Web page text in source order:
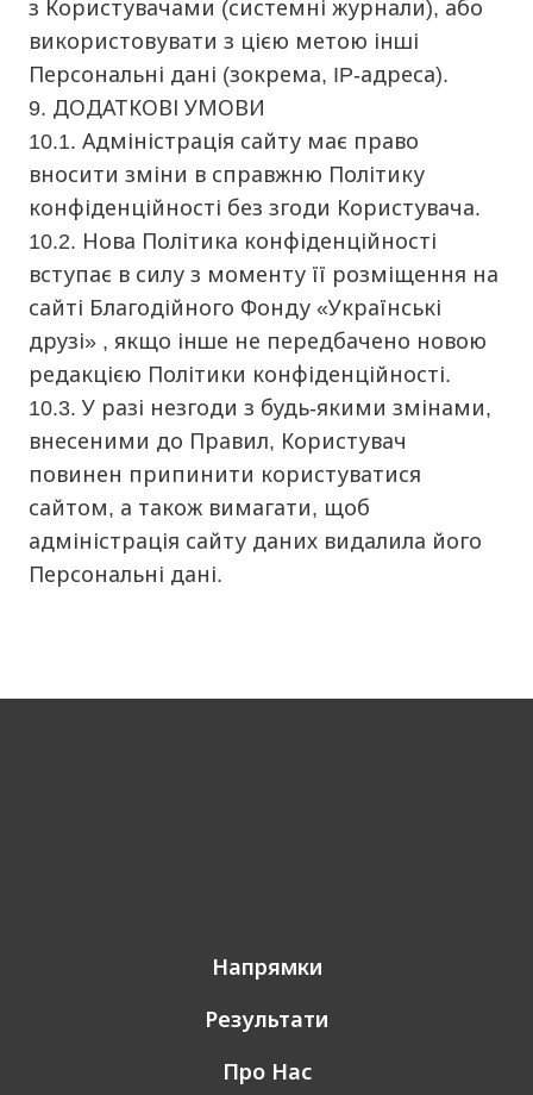
з Користувачами (системні журнали), або
використовувати з цією метою інші
Персональні дані (зокрема, IP-адреса).
9. ДОДАТКОВІ УМОВИ
10.1. Адміністрація сайту має право
вносити зміни в справжню Політику
конфіденційності без згоди Користувача.
10.2. Нова Політика конфіденційності
вступає в силу з моменту її розміщення на
сайті Благодійного Фонду «Українські
друзі» , якщо інше не передбачено новою
редакцією Політики конфіденційності.
10.3. У разі незгоди з будь-якими змінами,
внесеними до Правил, Користувач
повинен припинити користуватися
сайтом, а також вимагати, щоб
адміністрація сайту даних видалила його
Персональні дані.
Напрямки
Результати
Про Нас